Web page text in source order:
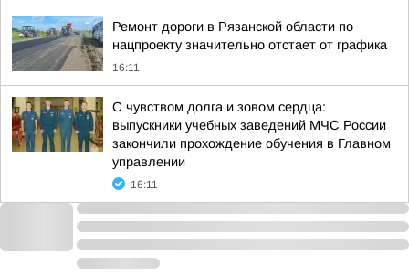
Ремонт дороги в Рязанской области по
нацпроекту значительно отстает от графика
16:11
С чувством долга и зовом сердца:
выпускники учебных заведений МЧС России
закончили прохождение обучения в Главном
управлении
16:11